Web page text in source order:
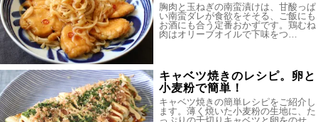
胸肉と玉ねぎの南蛮漬けは、甘酸っぱ
い南蛮ダレが食欲をそそる、ご飯にも
お酒にも合う定番おかずです。鶏むね
肉はオリーブオイルで下味をつ…
キャベツ焼きのレシピ。卵と
小麦粉で簡単！
キャベツ焼きの簡単レシピをご紹介し
ます。薄く焼いた小麦粉の生地に、た